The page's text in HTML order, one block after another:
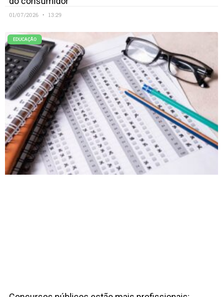
01/07/2026 13:29
EDUCAÇÃO